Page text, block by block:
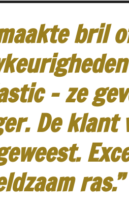
bril
- ze
De klant
ras.”